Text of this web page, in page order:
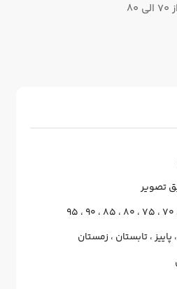
تصویر
70 ، 75 ، 80 ، 85 ، 90 ، 95
پاییز،تابستان ، زمستان